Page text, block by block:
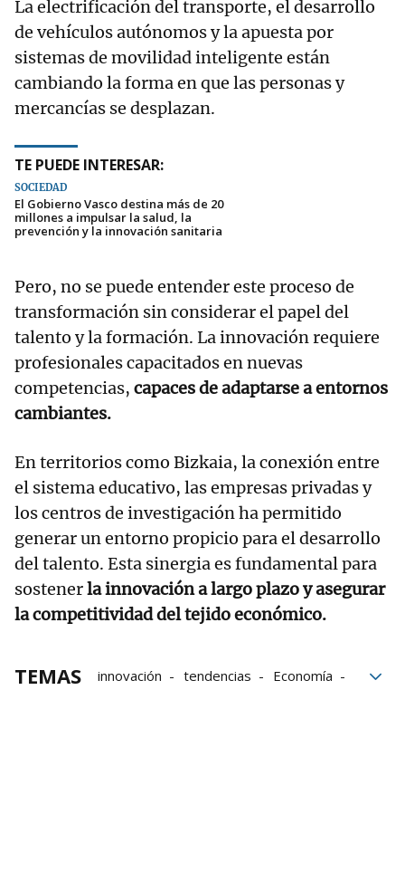
La electrificación del transporte, el desarrollo
de vehículos autónomos y la apuesta por
sistemas de movilidad inteligente están
cambiando la forma en que las personas y
mercancías se desplazan.
TE PUEDE INTERESAR:
SOCIEDAD
El Gobierno Vasco destina más de 20
millones a impulsar la salud, la
prevención y la innovación sanitaria
Pero, no se puede entender este proceso de
transformación sin considerar el papel del
talento y la formación. La innovación requiere
profesionales capacitados en nuevas
competencias, capaces de adaptarse a entornos
cambiantes.
En territorios como Bizkaia, la conexión entre
el sistema educativo, las empresas privadas y
los centros de investigación ha permitido
generar un entorno propicio para el desarrollo
del talento. Esta sinergia es fundamental para
sostenerla innovación a largo plazo y asegurar
la competitividad del tejido económico.
TEMAS innovación tendencias
Economía